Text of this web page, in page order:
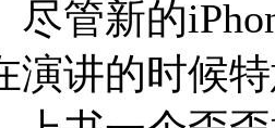
尽管新的
演讲的时候